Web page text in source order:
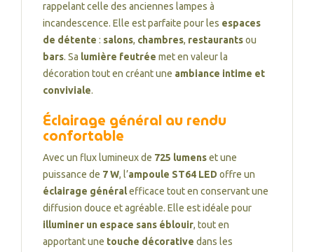
rappelant celle des anciennes lampes à
incandescence. Elle est parfaite pour les espaces
de détente : salons, chambres, restaurantsou
bars. Sa lumière feutrée met en valeur la
décoration tout en créant une ambiance intime et
conviviale.
Éclairage général au rendu
confortable
Avec un flux lumineux de 725 lumenset une
puissance de 7 W, l’ampoule ST64 LED offre un
éclairage généralefficace tout en conservant une
diffusion douce et agréable. Elle est idéale pour
illuminer un espace sans éblouir, tout en
apportant une touche décorative dans les